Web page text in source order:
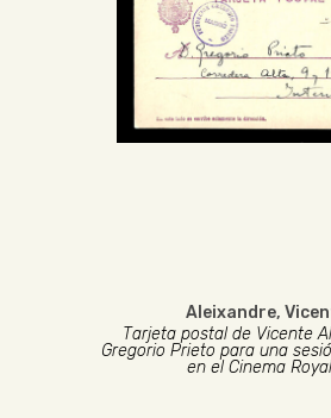
Aleixandre,
Tarjeta postal de Vicente
Gregorio Prieto para una
en el Cinema